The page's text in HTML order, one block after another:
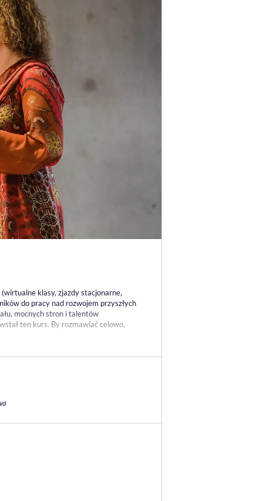
klasy, zjazdy stacjonarne,
do pracy nad rozwojem przyszłych
mocnych stron i talentów
ten kurs. By rozmawiać celowo,